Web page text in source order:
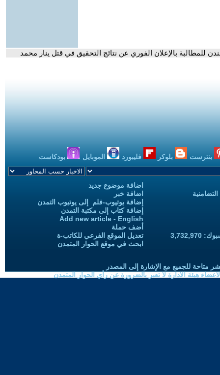
للمطالبة بالإعلان الفوري عن نتائج التحقيق في قتل ينار محمد
بنترست بلوكر فليبورد الموبايل بودكاست
اضافة موضوع جديد
اضافة خبر
إضافة يوتيوب-فلم إلى يوتيوب التمدن
إضافة كتاب إلى مكتبة التمدن
Add new article - English
أضف حملة
تعديل الموقع الفرعي للكاتب-ة
ابحث في موقع الحوار المتمدن
متاحة للجميع مع الإشارة إلى المصدر
هيئة الادارة لا تعبر بالضرورة عن رأي الحوار المتمدن